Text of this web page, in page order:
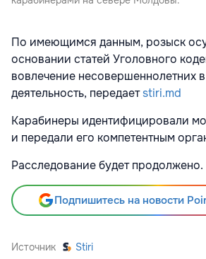
По имеющимся данным, розыск
основании статей Уголовного
вовлечение несовершеннолетних
деятельность, передаетstiri.md
Карабинеры идентифицировали
и передали его компетентным
Расследование будет продолжено.
Подпишитесь на новости
Источник Stiri